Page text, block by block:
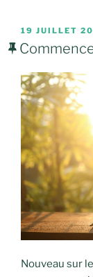
PUBLIÉ
LE
19 JUILLET
Nouveau sur